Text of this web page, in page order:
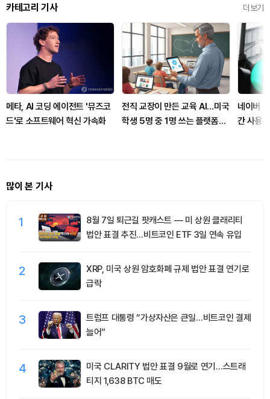
카테고리 기사 더보기
메타, AI 코딩 에이전트 '뮤즈코
드'로 소프트웨어 혁신 가속화
전직 교장이 만든 교육 AI…미국
학생 5명 중 1명 쓰는 플랫폼으
네이버
간 사용
많이 본 기사
1
8월 7일 퇴근길 팟캐스트 — 미 상원 클래리티
법안 표결 추진…비트코인 ETF 3일 연속 유입
2
XRP, 미국 상원 암호화폐 규제 법안 표결 연기로
급락
3
트럼프 대통령 “가상자산은 큰일…비트코인 결제
늘어”
4
미국 CLARITY 법안 표결 9월로 연기…스트래
티지 1,638 BTC 매도